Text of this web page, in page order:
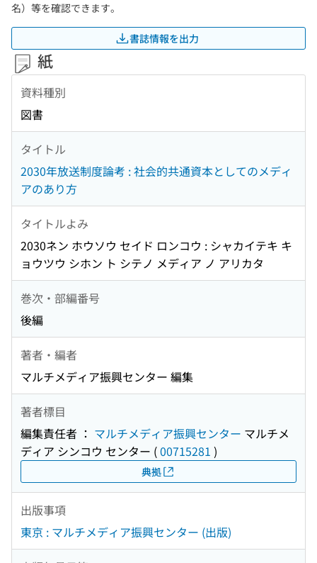
名）等を確認できます。
書誌情報を出力
紙
資料種別
図書
タイトル
2030年放送制度論考 : 社会的共通資本としてのメディ
アのあり方
タイトルよみ
2030ネン ホウソウ セイド ロンコウ : シャカイテキ キ
ョウツウ シホン ト シテノ メディア ノ アリカタ
巻次・部編番号
後編
著者・編者
マルチメディア振興センター 編集
著者標目
編集責任者 ： マルチメディア振興センター マルチメ
ディア シンコウ センター (00715281 )
典拠
出版事項
東京 : マルチメディア振興センター (出版)